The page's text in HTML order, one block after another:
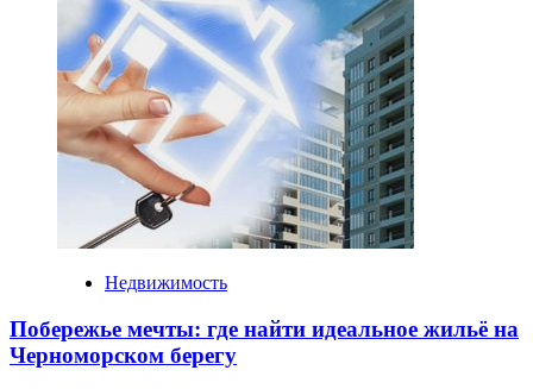
Недвижимость
Побережье мечты: где найти идеальное жильё на
Черноморском берегу